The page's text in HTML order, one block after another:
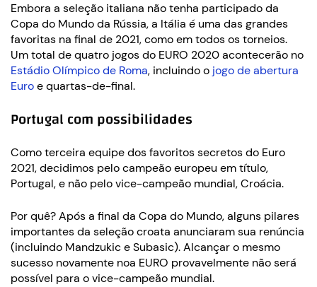
Embora a seleção italiana não tenha participado da
Copa do Mundo da Rússia, a Itália é uma das grandes
favoritas na final de 2021, como em todos os torneios.
Um total de quatro jogos do EURO 2020 acontecerão no
Estádio Olímpico de Roma, incluindo o jogo de abertura
Euroe quartas-de-final.
Portugal com possibilidades
Como terceira equipe dos favoritos secretos do Euro
2021, decidimos pelo campeão europeu em título,
Portugal, e não pelo vice-campeão mundial, Croácia.
Por quê? Após a final da Copa do Mundo, alguns pilares
importantes da seleção croata anunciaram sua renúncia
(incluindo Mandzukic e Subasic). Alcançar o mesmo
sucesso novamente noa EURO provavelmente não será
possível para o vice-campeão mundial.